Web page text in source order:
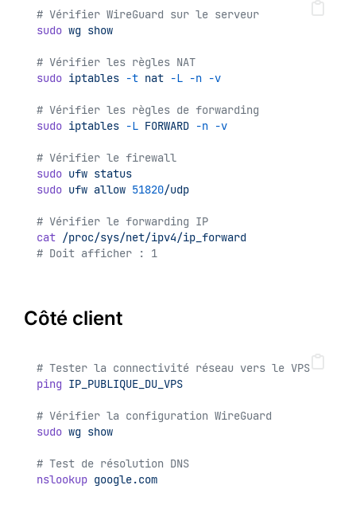
# Vérifier WireGuard sur le serveur
sudo wg show
# Vérifier les règles NAT
sudo iptables -t nat -L -n -v
# Vérifier les règles de forwarding
sudo iptables -L FORWARD -n -v
# Vérifier le firewall
sudo ufw status
sudo ufw allow 51820/udp
# Vérifier le forwarding IP
cat /proc/sys/net/ipv4/ip_forward
# Doit afficher : 1
Côté client
# Tester la connectivité réseau vers le VPS
ping IP_PUBLIQUE_DU_VPS
# Vérifier la configuration WireGuard
sudo wg show
# Test de résolution DNS
nslookup google.com